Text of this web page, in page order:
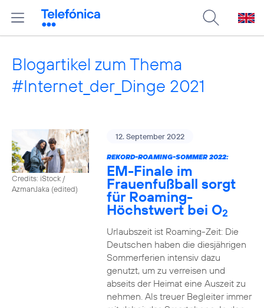
Blogartikel zum Thema
#Internet_der_Dinge 2021
Credits: iStock /
AzmanJaka (edited)
12. September 2022
REKORD-ROAMING-SOMMER 2022:
EM-Finale im
Frauenfußball sorgt
für Roaming-
Höchstwert bei O2
Urlaubszeit ist Roaming-Zeit: Die
Deutschen haben die diesjährigen
Sommerferien intensiv dazu
genutzt, um zu verreisen und
abseits der Heimat eine Auszeit zu
nehmen. Als treuer Begleiter immer